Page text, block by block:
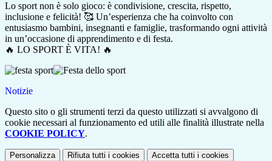
Lo sport non è solo gioco: è condivisione, crescita, rispetto,
inclusione e felicità! 🥰 Un’esperienza che ha coinvolto con
entusiasmo bambini, insegnanti e famiglie, trasformando ogni attività
in un’occasione di apprendimento e di festa.
🔥 LO SPORT È VITA! 🔥
Notizie
Questo sito o gli strumenti terzi da questo utilizzati si avvalgono di
cookie necessari al funzionamento ed utili alle finalità illustrate nella
COOKIE POLICY.
Personalizza Rifiuta tutti i cookies Accetta tutti i cookies